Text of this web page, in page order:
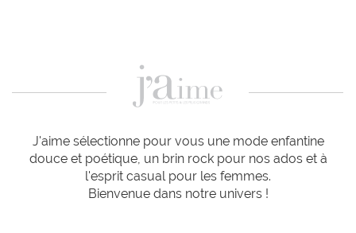
J'aime sélectionne pour vous une mode enfantine
douce et poétique, un brin rock pour nos ados et à
l'esprit casual pour les femmes.
Bienvenue dans notre univers !